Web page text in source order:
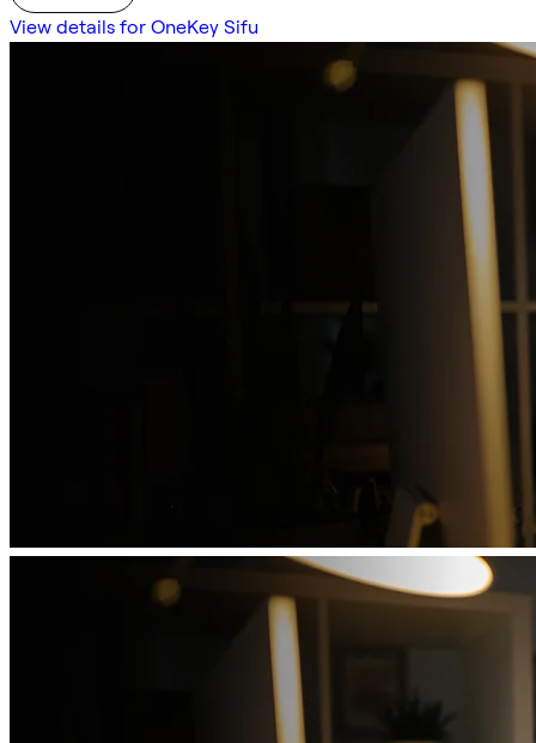
View details for OneKey Sifu